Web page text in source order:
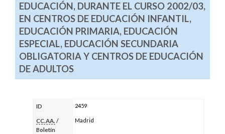
EDUCACIÓN, DURANTE EL CURSO 2002/03,
EN CENTROS DE EDUCACIÓN INFANTIL,
EDUCACIÓN PRIMARIA, EDUCACIÓN
ESPECIAL, EDUCACIÓN SECUNDARIA
OBLIGATORIA Y CENTROS DE EDUCACIÓN
DE ADULTOS
ID 2459
CC.AA. /
Boletín
Madrid